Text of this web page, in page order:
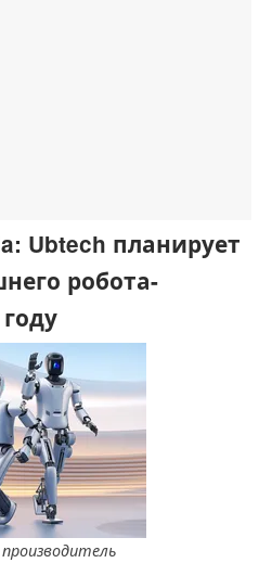
Ubtech планирует
робота-